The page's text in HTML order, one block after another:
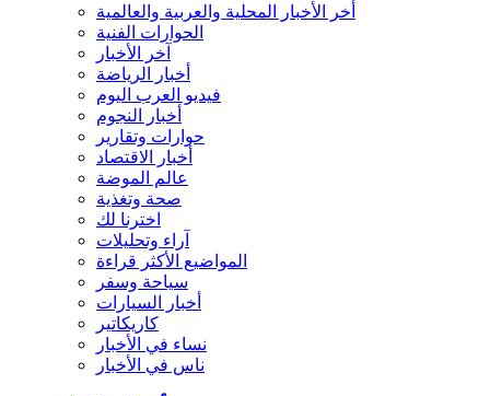
أخر الأخبار المحلية والعربية والعالمية
الحوارات الفنية
آخر الأخبار
أخبار الرياضة
فيديو العرب اليوم
أخبار النجوم
حوارات وتقارير
أخبار الاقتصاد
عالم الموضة
صحة وتغذية
اخترنا لك
آراء وتحليلات
المواضيع الأكثر قراءة
سياحة وسفر
أخبار السيارات
كاريكاتير
نساء في الأخبار
ناس في الأخبار